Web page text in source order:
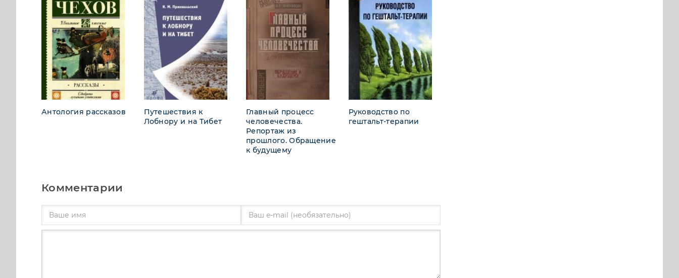
Антология рассказов
Путешествия к
Лобнору и на Тибет
Главный процесс
человечества.
Репортаж из
прошлого. Обращение
к будущему
Руководство по
гештальт-терапии
Комментарии